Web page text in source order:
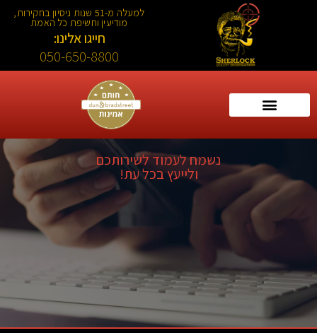
למעלה מ-51 שנות ניסיון בחקירות,
מודיעין וחשיפת כל האמת
חייגו אלינו:
050-650-8800
נשמח לעמוד לשירותכם
ולייעץ בכל עת!